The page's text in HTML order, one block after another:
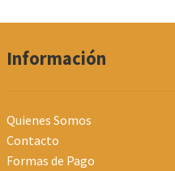
Información
Quienes Somos
Contacto
Formas de Pago